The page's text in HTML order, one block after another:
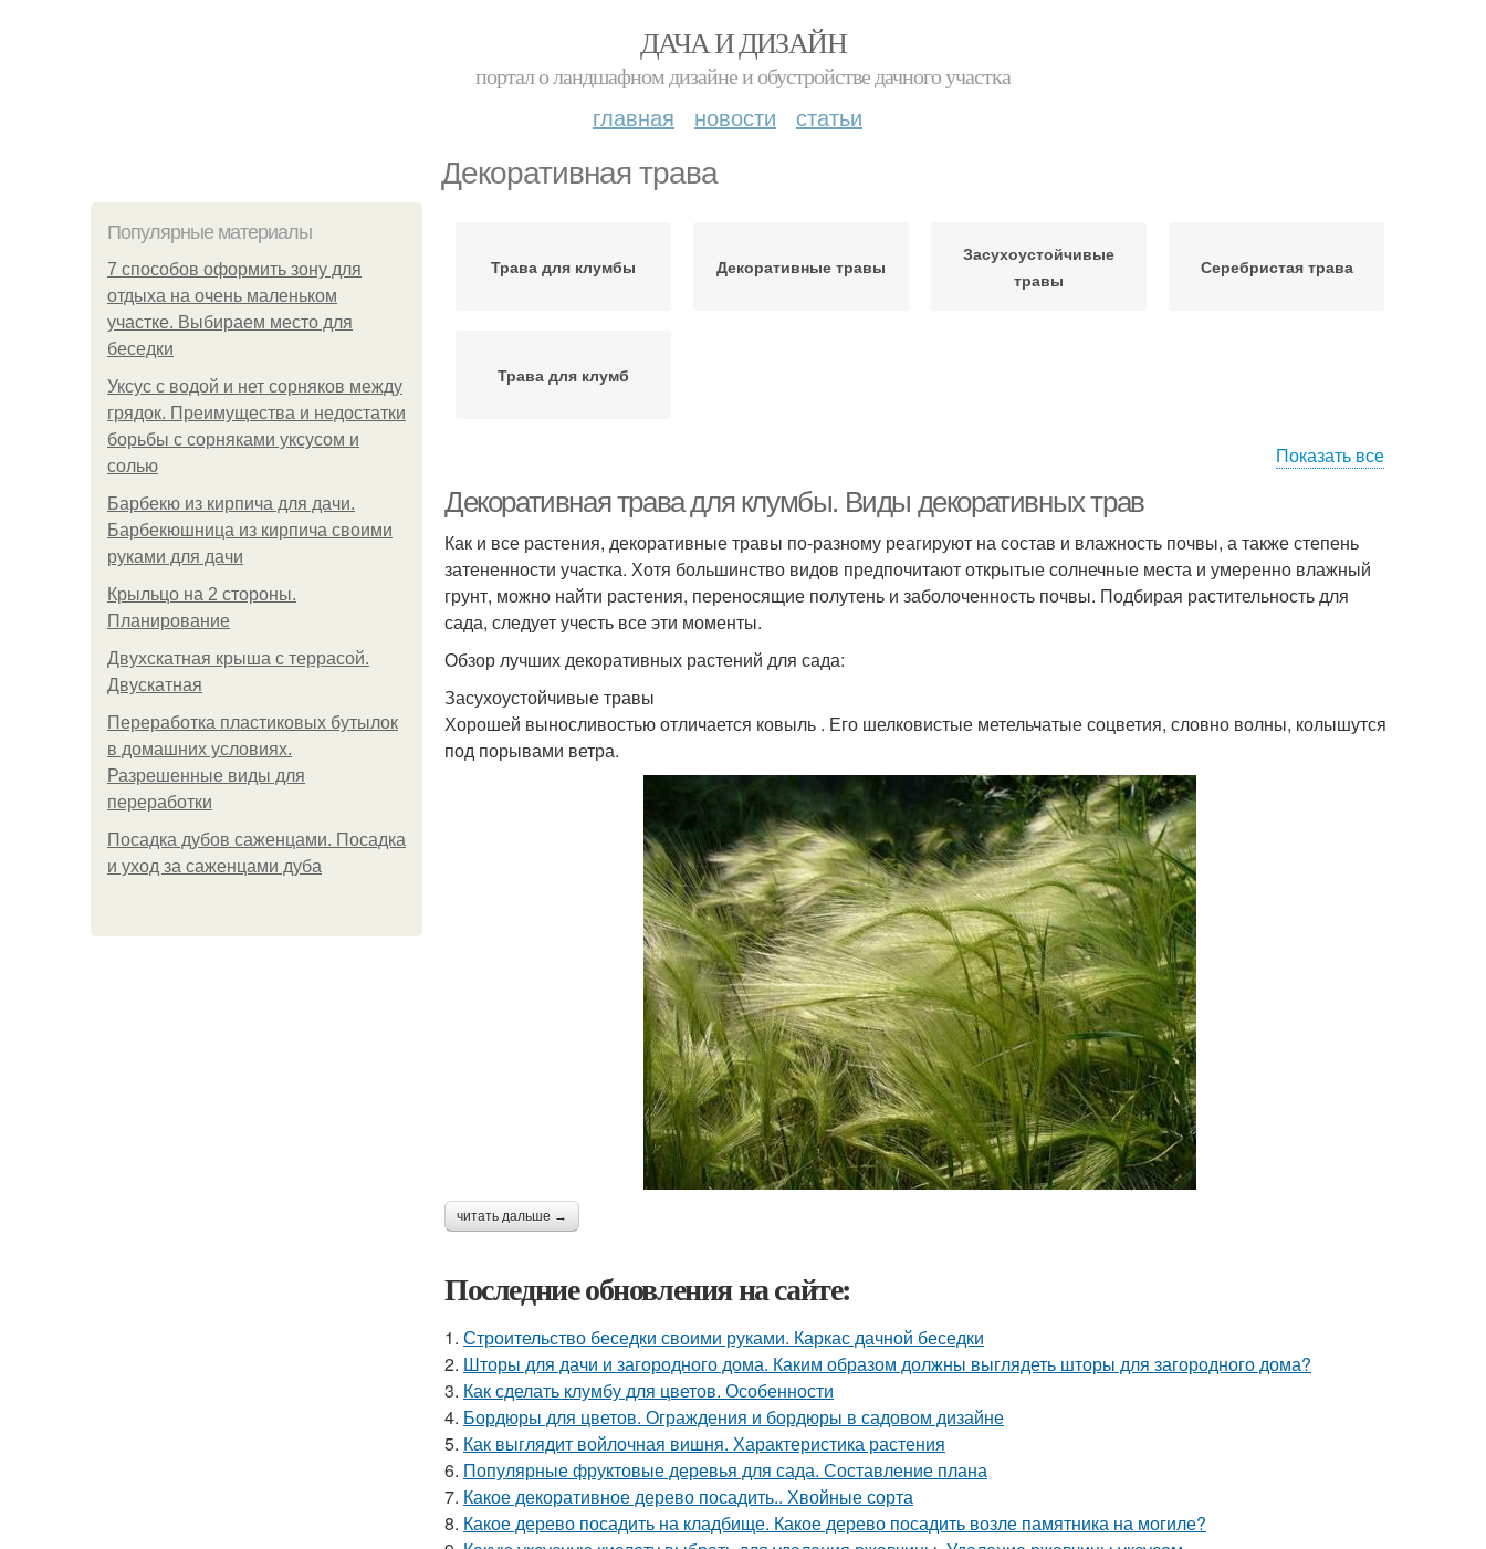
ДАЧА И ДИЗАЙН
портал о ландшафном дизайне и обустройстве дачного участка
главная новости статьи
Декоративная трава
Популярные материалы
7 способов оформить зону для
отдыха на очень маленьком
участке. Выбираем место для
беседки
Уксус с водой и нет сорняков между
грядок. Преимущества и недостатки
борьбы с сорняками уксусом и
солью
Барбекю из кирпича для дачи.
Барбекюшница из кирпича своими
руками для дачи
Крыльцо на 2 стороны.
Планирование
Двухскатная крыша с террасой.
Двускатная
Переработка пластиковых бутылок
в домашних условиях.
Разрешенные виды для
переработки
Посадка дубов саженцами. Посадка
и уход за саженцами дуба
Трава для клумбы Декоративные травы
Засухоустойчивые
травы
Серебристая трава
Трава для клумб
Показать все
Декоративная трава для клумбы. Виды декоративных трав
Как и все растения, декоративные травы по-разному реагируют на состав и влажность почвы, а также степень
затененности участка. Хотя большинство видов предпочитают открытые солнечные места и умеренно влажный
грунт, можно найти растения, переносящие полутень и заболоченность почвы. Подбирая растительность для
сада, следует учесть все эти моменты.
Обзор лучших декоративных растений для сада:
Засухоустойчивые травы
Хорошей выносливостью отличается ковыль . Его шелковистые метельчатые соцветия, словно волны, колышутся
под порывами ветра.
читать дальше →
Последние обновления на сайте:
1. Строительство беседки своими руками. Каркас дачной беседки
2. Шторы для дачи и загородного дома. Каким образом должны выглядеть шторы для загородного дома?
3. Как сделать клумбу для цветов. Особенности
4. Бордюры для цветов. Ограждения и бордюры в садовом дизайне
5. Как выглядит войлочная вишня. Характеристика растения
6. Популярные фруктовые деревья для сада. Составление плана
7. Какое декоративное дерево посадить.. Хвойные сорта
8. Какое дерево посадить на кладбище. Какое дерево посадить возле памятника на могиле?